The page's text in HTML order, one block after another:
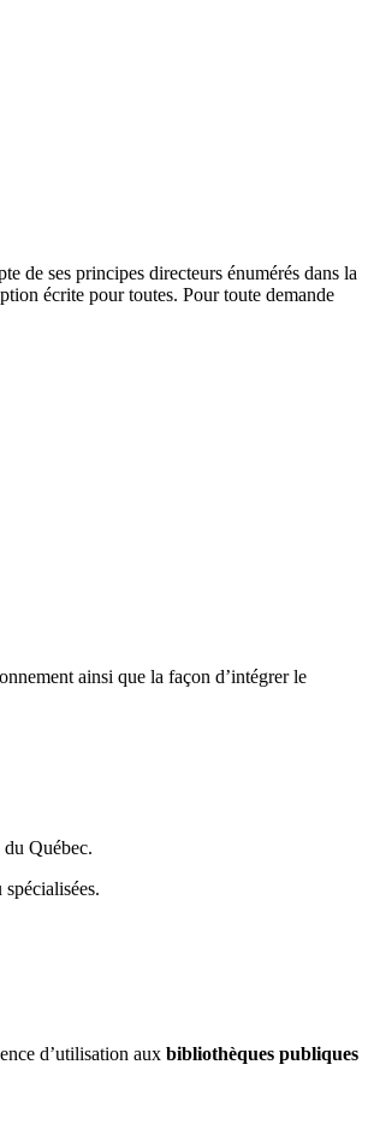
de ses principes directeurs énumérés dans la
écrite pour toutes. Pour toute demande
ainsi que la façon d’intégrer le
du Québec.
d’utilisation aux bibliothèques publiques